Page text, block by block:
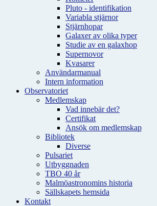
Pluto - identifikation
Variabla stjärnor
Stjärnhopar
Galaxer av olika typer
Studie av en galaxhop
Supernovor
Kvasarer
Användarmanual
Intern information
Observatoriet
Medlemskap
Vad innebär det?
Certifikat
Ansök om medlemskap
Bibliotek
Diverse
Pulsariet
Utbyggnaden
TBO 40 år
Malmöastronomins historia
Sällskapets hemsida
Kontakt